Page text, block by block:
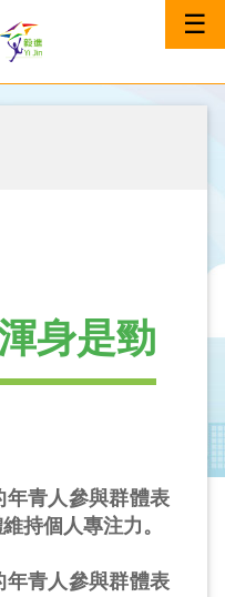
☰
身是勁
青人參與群體表
持個人專注力。
青人參與群體表